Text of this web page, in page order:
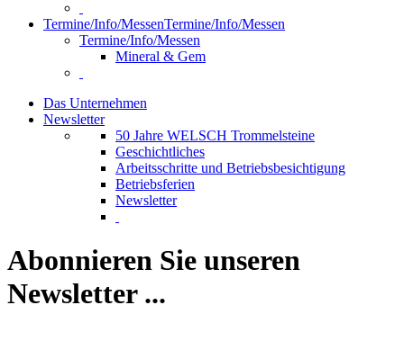
Termine/Info/MessenTermine/Info/Messen
Termine/Info/Messen
Mineral & Gem
Das Unternehmen
Newsletter
50 Jahre WELSCH Trommelsteine
Geschichtliches
Arbeitsschritte und Betriebsbesichtigung
Betriebsferien
Newsletter
Abonnieren Sie unseren
Newsletter ...